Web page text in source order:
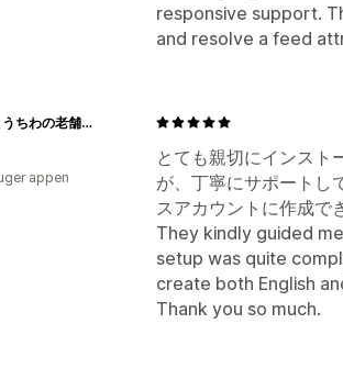
responsive support.
and resolve a feed
とても親切にインスト
が、丁寧にサポートし
スアカウントに作成で
They kindly guided
setup was quite
create both English
Thank you so much.
江戸扇子とうちわの老舗通販_伊場仙
appen